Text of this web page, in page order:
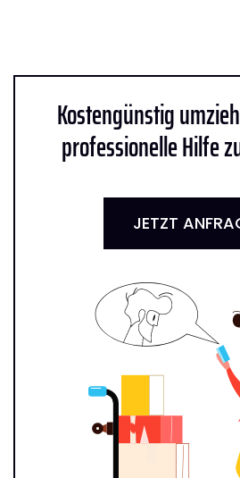
Kostengünstig
professionelle Hilfe
JETZT